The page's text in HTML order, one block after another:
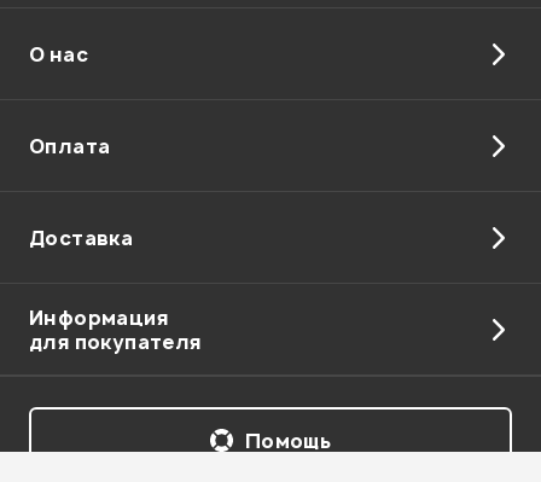
Отправить
О нас
Оплата
Доставка
Информация
для покупателя
Помощь